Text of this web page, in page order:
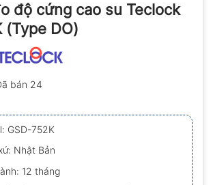
độ cứng cao su Teclock
(Type DO)
bán 24
GSD-752K
Nhật Bản
12 tháng